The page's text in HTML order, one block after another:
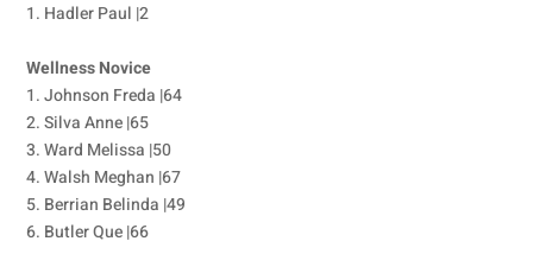
1. Hadler Paul |2
Wellness Novice
1. Johnson Freda |64
2. Silva Anne |65
3. Ward Melissa |50
4. Walsh Meghan |67
5. Berrian Belinda |49
6. Butler Que |66